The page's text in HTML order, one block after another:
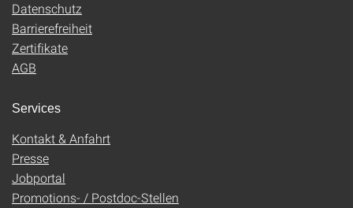
Datenschutz
Barrierefreiheit
Zertifikate
AGB
Services
Kontakt & Anfahrt
Presse
Jobportal
Promotions- / Postdoc-Stellen